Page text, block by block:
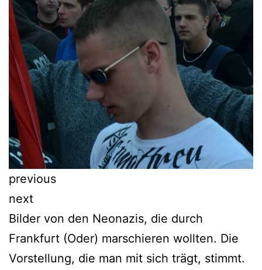
previous
next
Bilder von den Neonazis, die durch
Frankfurt (Oder) marschieren wollten. Die
Vorstellung, die man mit sich trägt, stimmt.